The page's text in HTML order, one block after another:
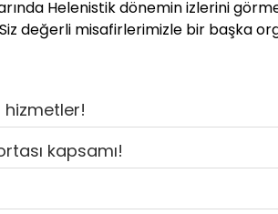
Helenistik dönemin izlerini
değerli misafirlerimizle bir başka
kapsamı!